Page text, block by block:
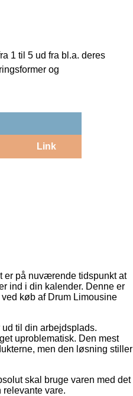
1 til 5 ud fra bl.a. deres
og
Link
er på nuværende tidspunkt at
ind i din kalender. Denne er
køb af Drum Limousine
til din arbejdsplads.
uproblematisk. Den mest
men den løsning stiller
skal bruge varen med det
relevante vare.